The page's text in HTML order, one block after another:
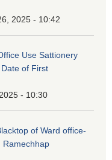
2025 - 10:42
Use Sattionery
of First
- 10:30
of Ward office-
Ramechhap